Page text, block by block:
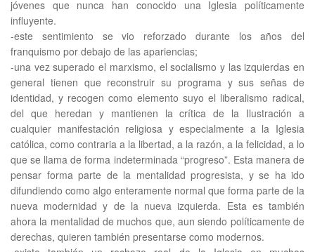
jóvenes que nunca han conocido una Iglesia políticamente
influyente.
-este sentimiento se vio reforzado durante los años del
franquismo por debajo de las apariencias;
-una vez superado el marxismo, el socialismo y las izquierdas en
general tienen que reconstruir su programa y sus señas de
identidad, y recogen como elemento suyo el liberalismo radical,
del que heredan y mantienen la crítica de la Ilustración a
cualquier manifestación religiosa y especialmente a la Iglesia
católica, como contraria a la libertad, a la razón, a la felicidad, a lo
que se llama de forma indeterminada “progreso”. Esta manera de
pensar forma parte de la mentalidad progresista, y se ha ido
difundiendo como algo enteramente normal que forma parte de la
nueva modernidad y de la nueva izquierda. Esta es también
ahora la mentalidad de muchos que, aun siendo políticamente de
derechas, quieren también presentarse como modernos.